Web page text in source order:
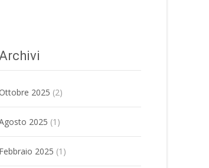
2025 (2)
2025 (1)
Febbraio 2025 (1)